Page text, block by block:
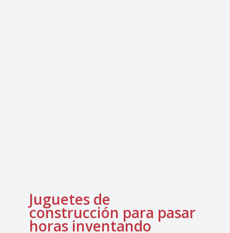
Juguetes de
construcción para pasar
horas inventando